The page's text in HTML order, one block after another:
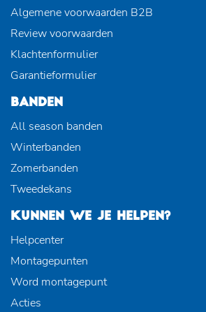
Algemene voorwaarden B2B
Review voorwaarden
Klachtenformulier
Garantieformulier
BANDEN
All season banden
Winterbanden
Zomerbanden
Tweedekans
KUNNEN WE JE HELPEN?
Helpcenter
Montagepunten
Word montagepunt
Acties